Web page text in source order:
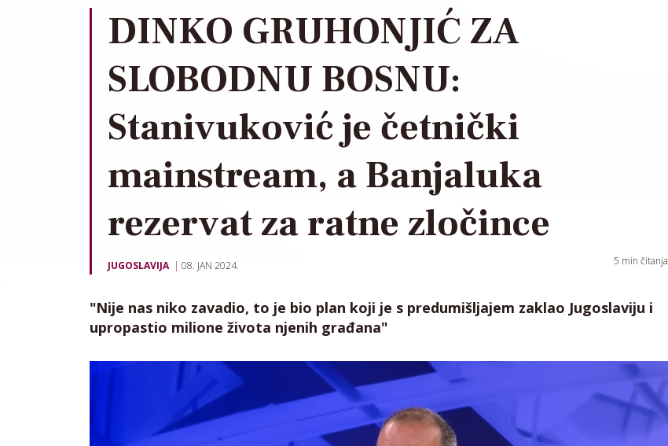
DINKO GRUHONJIĆ ZA
SLOBODNU BOSNU:
Stanivuković je četnički
mainstream, a Banjaluka
rezervat za ratne zločince
JUGOSLAVIJA 08. JAN 2024. 5 min čitanja
"Nije nas niko zavadio, to je bio plan koji je s predumišljajem zaklao Jugoslaviju i
upropastio milione života njenih građana"